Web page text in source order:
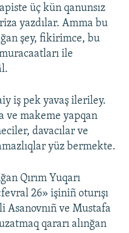
üç kün qanunsız
yazdılar. Amma bu
şey, fikirimce, bu
ile
iş pek yavaş ileriley.
ve makeme yapqan
davacılar ve
yüz bermekte.
Qırım Yuqarı
26» işiniñ oturışı
Asanovnıñ ve Mustafa
qararı alınğan